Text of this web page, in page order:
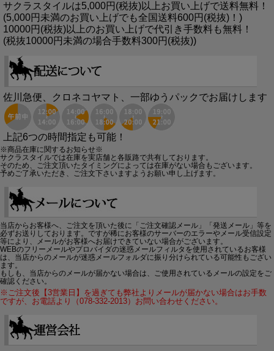
サクラスタイルは5,000円(税抜)以上お買い上げで送料無料！
(5,000円未満のお買い上げでも全国送料600円(税抜)！)
10000円(税抜)以上のお買い上げで代引き手数料も無料！
(税抜10000円未満の場合手数料300円(税抜))
佐川急便、クロネコヤマト、一部ゆうパックでお届けします
上記6つの時間指定も可能！
※商品在庫に関するお知らせ※
サクラスタイルでは在庫を実店舗と各販路で共有しております。
そのため、ご注文頂いたタイミングによっては在庫がない場合もございます。
予めご了承いただき、ご注文下さいますようお願い申し上げます。
当店からお客様へ、ご注文を頂いた後に「ご注文確認メール」「発送メール」等を
必ずお送りしております。ですが稀にお客様のサーバーのエラーやメール受信設定
等により、メールがお客様へお届けできていない場合がございます。
WEBのフリーメールやプロバイダの迷惑メールフィルタを使用されているお客様
は、当店からのメールが迷惑メールフォルダに振り分けられている可能性もござい
ます。
もしも、当店からのメールが届かない場合は、ご使用されているメールの設定をご
確認ください。
※ご注文後【3営業日】を過ぎても弊社よりメールが届かない場合はお手数
ですが、お電話より（078-332-2013）お問い合わせください。